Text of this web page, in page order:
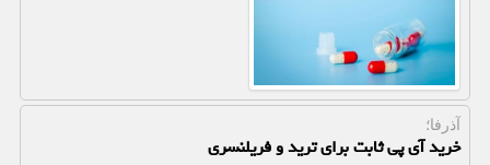
آذرفا؛
خرید آی پی ثابت برای ترید و فریلنسری